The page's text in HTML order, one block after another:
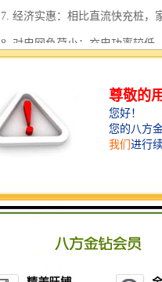
7. 经济实惠：相比直流快充桩，
8. 对电网负荷小：充电功率较低
10. 环保节能：利用夜间低谷电